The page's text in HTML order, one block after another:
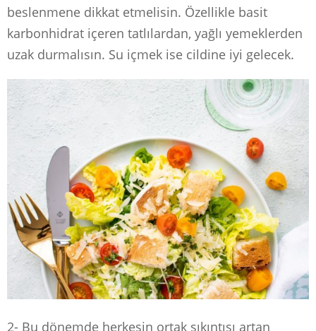
beslenmene dikkat etmelisin. Özellikle basit
karbonhidrat içeren tatlılardan, yağlı yemeklerden
uzak durmalısın. Su içmek ise cildine iyi gelecek.
2- Bu dönemde herkesin ortak sıkıntısı artan